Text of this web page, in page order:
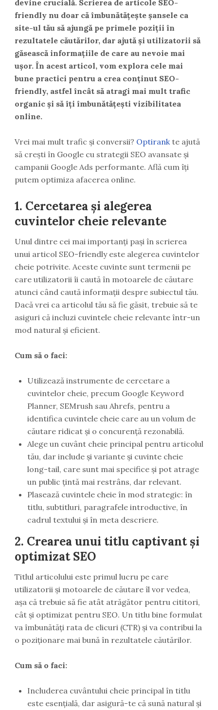
devine crucială. Scrierea de articole SEO-
friendly nu doar că îmbunătățește șansele ca
site-ul tău să ajungă pe primele poziții în
rezultatele căutărilor, dar ajută și utilizatorii să
găsească informațiile de care au nevoie mai
ușor. În acest articol, vom explora cele mai
bune practici pentru a crea conținut SEO-
friendly, astfel încât să atragi mai mult trafic
organic și să îți îmbunătățești vizibilitatea
online.
Vrei mai mult trafic și conversii? Optirank te ajută
să crești în Google cu strategii SEO avansate și
campanii Google Ads performante. Află cum îți
putem optimiza afacerea online.
1. Cercetarea și alegerea
cuvintelor cheie relevante
Unul dintre cei mai importanți pași în scrierea
unui articol SEO-friendly este alegerea cuvintelor
cheie potrivite. Aceste cuvinte sunt termenii pe
care utilizatorii îi caută în motoarele de căutare
atunci când caută informații despre subiectul tău.
Dacă vrei ca articolul tău să fie găsit, trebuie să te
asiguri că incluzi cuvintele cheie relevante într-un
mod natural și eficient.
Cum să o faci:
Utilizează instrumente de cercetare a
cuvintelor cheie, precum Google Keyword
Planner, SEMrush sau Ahrefs, pentru a
identifica cuvintele cheie care au un volum de
căutare ridicat și o concurență rezonabilă.
Alege un cuvânt cheie principal pentru articolul
tău, dar include și variante și cuvinte cheie
long-tail, care sunt mai specifice și pot atrage
un public țintă mai restrâns, dar relevant.
Plasează cuvintele cheie în mod strategic: în
titlu, subtitluri, paragrafele introductive, în
cadrul textului și în meta descriere.
2. Crearea unui titlu captivant și
optimizat SEO
Titlul articolului este primul lucru pe care
utilizatorii și motoarele de căutare îl vor vedea,
așa că trebuie să fie atât atrăgător pentru cititori,
cât și optimizat pentru SEO. Un titlu bine formulat
va îmbunătăți rata de clicuri (CTR) și va contribui la
o poziționare mai bună în rezultatele căutărilor.
Cum să o faci:
Includerea cuvântului cheie principal în titlu
este esențială, dar asigură-te că sună natural și